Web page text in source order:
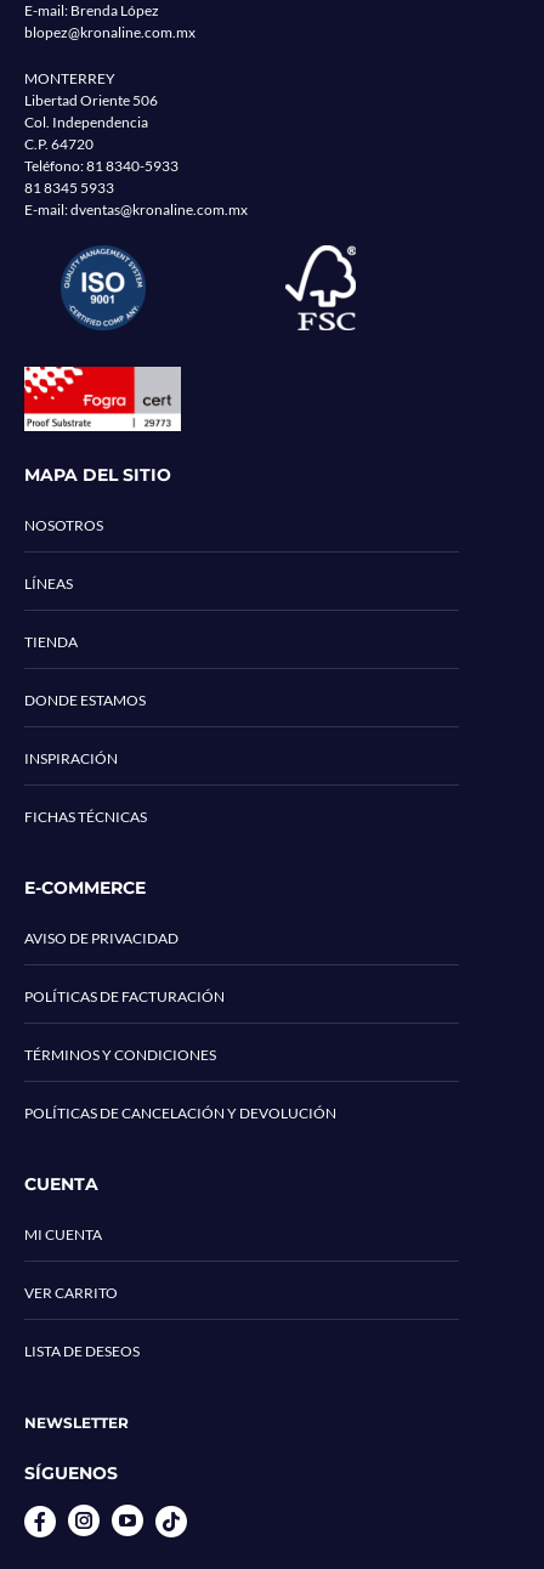
E-mail: Brenda López
blopez@kronaline.com.mx
MONTERREY
Libertad Oriente 506
Col. Independencia
C.P. 64720
Teléfono:81 8340-5933
81 8345 5933
E-mail:dventas@kronaline.com.mx
MAPA DEL SITIO
NOSOTROS
LÍNEAS
TIENDA
DONDE ESTAMOS
INSPIRACIÓN
FICHAS TÉCNICAS
E-COMMERCE
AVISO DE PRIVACIDAD
POLÍTICAS DE FACTURACIÓN
TÉRMINOS Y CONDICIONES
POLÍTICAS DE CANCELACIÓN Y DEVOLUCIÓN
CUENTA
MI CUENTA
VER CARRITO
LISTA DE DESEOS
NEWSLETTER
SÍGUENOS
InstagramYouTube